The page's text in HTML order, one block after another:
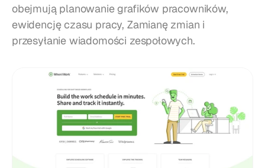
obejmują planowanie grafików pracowników,
ewidencję czasu pracy, Zamianę zmian i
przesyłanie wiadomości zespołowych.